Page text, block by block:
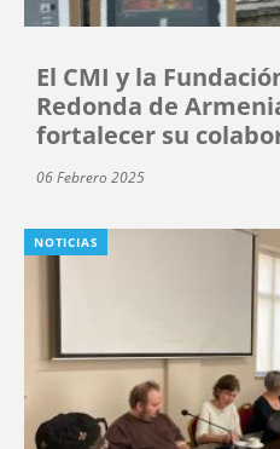
El CMI y la
Redonda de
fortalecer su
06 Febrero 2025
NOTICIAS